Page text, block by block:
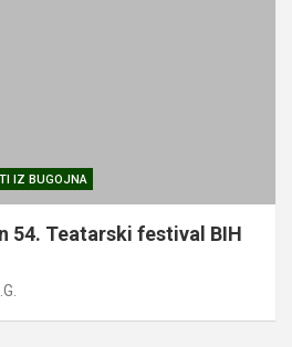
IZ BUGOJNA
54. Teatarski festival BIH